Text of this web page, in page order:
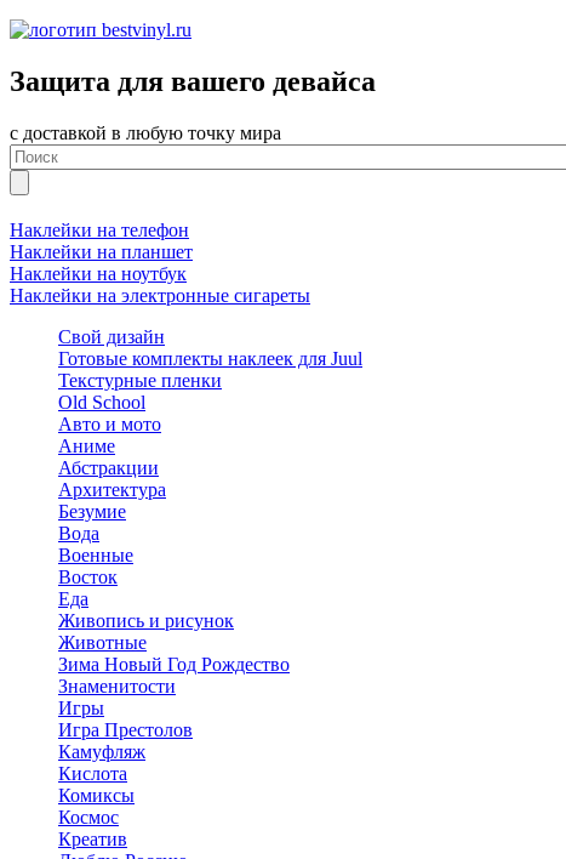
Защита для вашего девайса
с доставкой в любую точку мира
Наклейки на телефон
Наклейки на планшет
Наклейки на ноутбук
Наклейки на электронные сигареты
Свой дизайн
Готовые комплекты наклеек для Juul
Текстурные пленки
Old School
Авто и мото
Аниме
Абстракции
Архитектура
Безумие
Вода
Военные
Восток
Еда
Живопись и рисунок
Животные
Зима Новый Год Рождество
Знаменитости
Игры
Игра Престолов
Камуфляж
Кислота
Комиксы
Космос
Креатив